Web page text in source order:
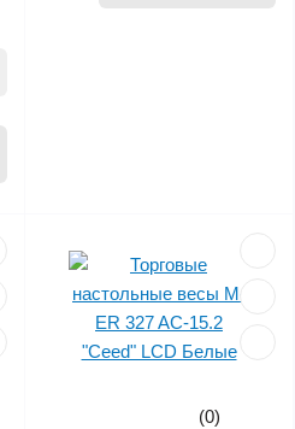
(0)